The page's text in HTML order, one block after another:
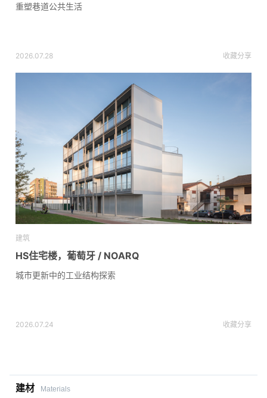
重塑巷道公共生活
2026.07.28 收藏分享
建筑
HS住宅楼，葡萄牙 / NOARQ
城市更新中的工业结构探索
2026.07.24 收藏分享
建材
Materials